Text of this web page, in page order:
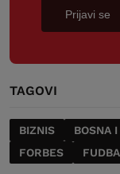
Prijavi se
TAGOVI
BIZNIS BOSNA
FORBES